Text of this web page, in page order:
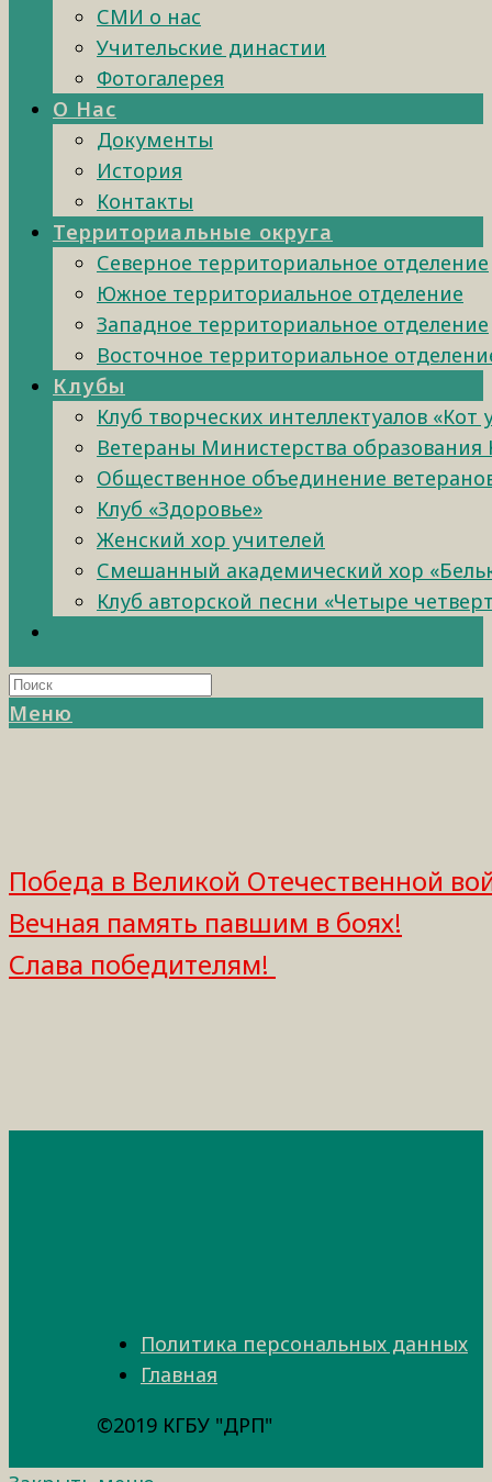
СМИ о нас
Учительские династии
Фотогалерея
О Нас
Документы
История
Контакты
Территориальные округа
Северное территориальное отделение
Южное территориальное отделение
Западное территориальное отделение
Восточное территориальное
Клубы
Клуб творческих интеллектуалов «Кот
Ветераны Министерства образования
Общественное объединение
Клуб «Здоровье»
Женский хор учителей
Смешанный академический хор
Клуб авторской песни «Четыре
Меню
Победа в Великой Отечественной
Вечная память павшим в боях!
Слава победителям!
Политика персональных данных
Главная
©2019 КГБУ "ДРП"